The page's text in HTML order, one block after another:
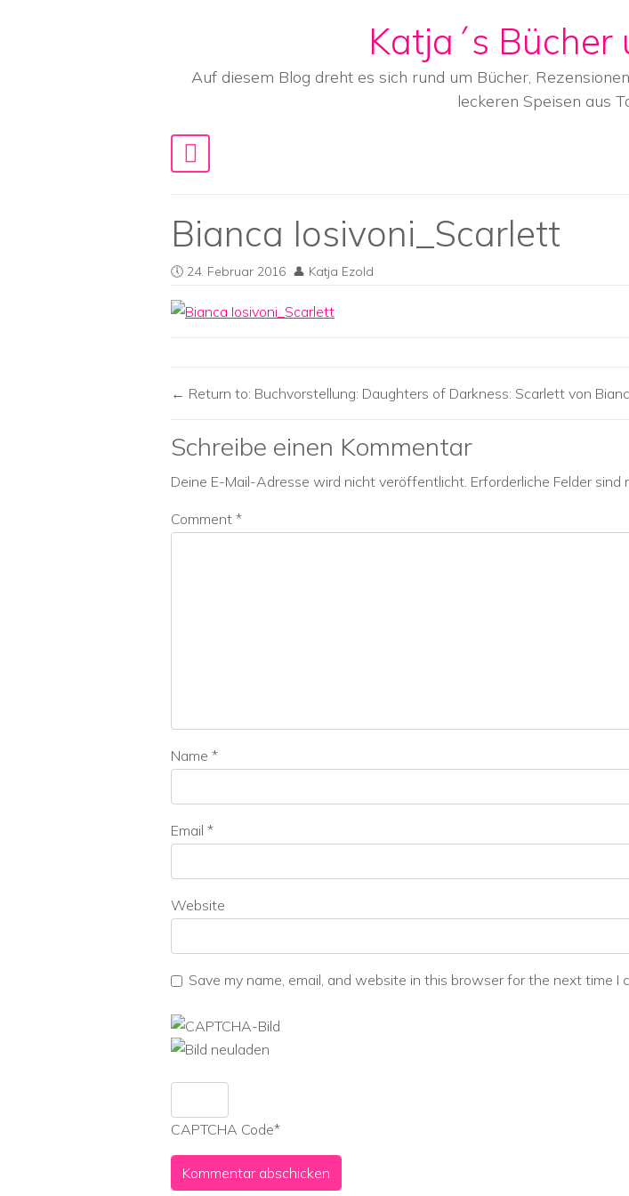
Katja´s Bücher
Auf diesem Blog dreht es sich rund um Bücher,
leckeren Speisen aus
Main Navigation
Bianca Iosivoni_Scarlett
24. Februar 2016 Katja Ezold
Return to: Buchvorstellung: Daughters of Darkness: Scarlett von
Schreibe einen Kommentar
Deine E-Mail-Adresse wird nicht veröffentlicht. Erforderliche Felder sind
Comment *
Name *
Email *
Website
Save my name, email, and website in this browser for the next time I
CAPTCHA Code*